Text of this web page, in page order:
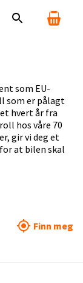
som EU-
som er pålagt
hvert år fra
hos våre 70
gir vi deg et
at bilen skal
Finn meg